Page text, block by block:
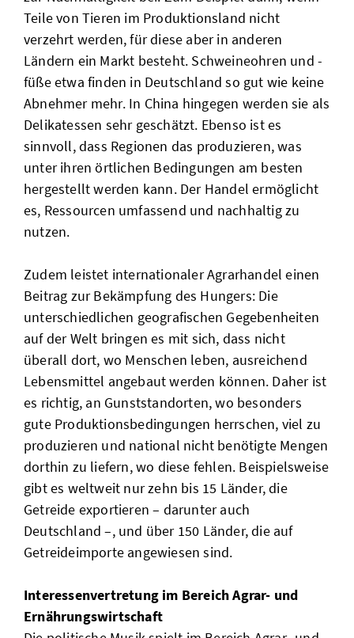
Teile von Tieren im Produktionsland nicht
verzehrt werden, für diese aber in anderen
Ländern ein Markt besteht. Schweineohren und -
füße etwa finden in Deutschland so gut wie keine
Abnehmer mehr. In China hingegen werden sie als
Delikatessen sehr geschätzt. Ebenso ist es
sinnvoll, dass Regionen das produzieren, was
unter ihren örtlichen Bedingungen am besten
hergestellt werden kann. Der Handel ermöglicht
es, Ressourcen umfassend und nachhaltig zu
nutzen.
Zudem leistet internationaler Agrarhandel einen
Beitrag zur Bekämpfung des Hungers: Die
unterschiedlichen geografischen Gegebenheiten
auf der Welt bringen es mit sich, dass nicht
überall dort, wo Menschen leben, ausreichend
Lebensmittel angebaut werden können. Daher ist
es richtig, an Gunststandorten, wo besonders
gute Produktionsbedingungen herrschen, viel zu
produzieren und national nicht benötigte Mengen
dorthin zu liefern, wo diese fehlen. Beispielsweise
gibt es weltweit nur zehn bis 15 Länder, die
Getreide exportieren – darunter auch
Deutschland –, und über 150 Länder, die auf
Getreideimporte angewiesen sind.
Interessenvertretung im Bereich Agrar- und
Ernährungswirtschaft